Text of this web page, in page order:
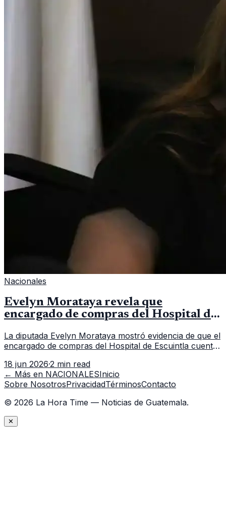
Nacionales
Evelyn Morataya revela que
encargado de compras del Hospital de
La diputada Evelyn Morataya mostró evidencia de que el
encargado de compras del Hospital de Escuintla cuenta
capacitación en la capital.
18 jun 2026·2 min read
← Más en NACIONALESInicio
Sobre NosotrosPrivacidadTérminosContacto
© 2026 La Hora Time — Noticias de Guatemala.